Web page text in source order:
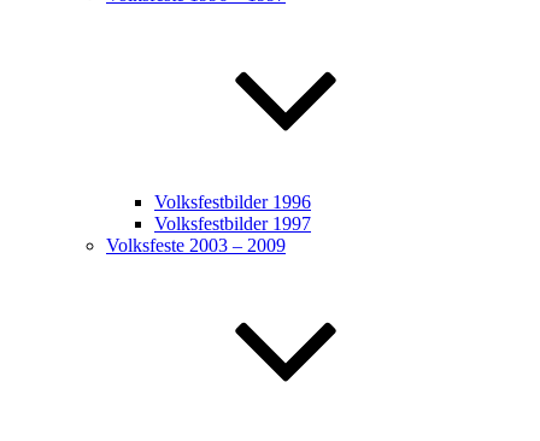
Volksfestbilder 1996
Volksfestbilder 1997
Volksfeste 2003 – 2009